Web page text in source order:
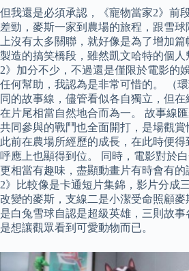
但我還是必須承認，《寵物當家2》前
差勁，麥斯一家到農場的旅程，跟雪
上沒有太多關聯，就好像是為了增加
製造的搞笑橋段，雖然凱文哈特的個
2》加分不少，不過還是僅限於電影的
任何幫助，我認為是非常可惜的。 （
同的故事線，儘管看似各自獨立，但
在片尾相當自然地合而為一。 故事線
共同參與的戰鬥也全面開打，是場觀
此前在農場所經歷的成長，在此時便
呼應上也顯得到位。 同時，電影對於
更相當有趣味，盡顯動畫片有時會有
2》比較像是卡通短片集錦，影片分成
改變的麥斯，支線二是小潔受命照顧
是白兔雪球自認是超級英雄，三則故
是想讓觀眾看到可愛動物而已。